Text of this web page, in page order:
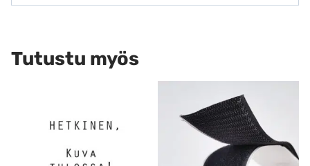
Tutustu myös